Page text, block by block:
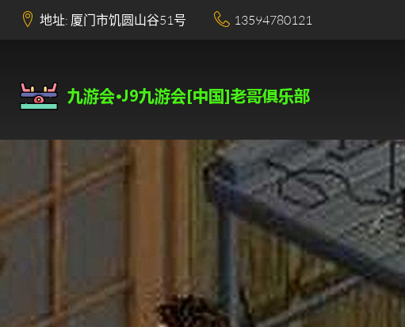
地址: 厦门市饥圆山谷51号 13594780121